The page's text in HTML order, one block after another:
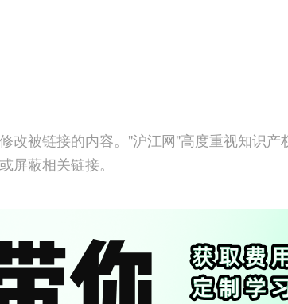
被链接的内容。"沪江网"高度重视知识
蔽相关链接。